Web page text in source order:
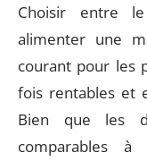
Choisir entre
alimenter une
courant pour les
fois rentables et
Bien que les
comparables